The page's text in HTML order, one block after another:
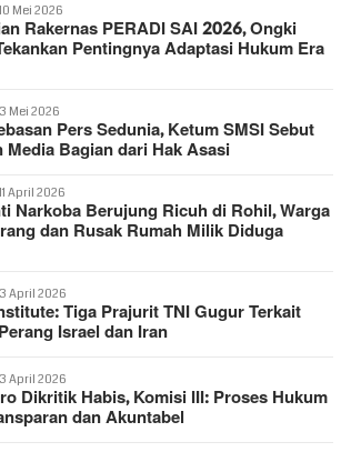
10 Mei 2026
Rakernas PERADI SAI 2026, Ongki
Pentingnya Adaptasi Hukum Era
3 Mei 2026
Pers Sedunia, Ketum SMSI Sebut
Media Bagian dari Hak Asasi
11 April 2026
Narkoba Berujung Ricuh di Rohil, Warga
dan Rusak Rumah Milik Diduga
3 April 2026
Tiga Prajurit TNI Gugur Terkait
Israel dan Iran
3 April 2026
Dikritik Habis, Komisi III: Proses Hukum
dan Akuntabel